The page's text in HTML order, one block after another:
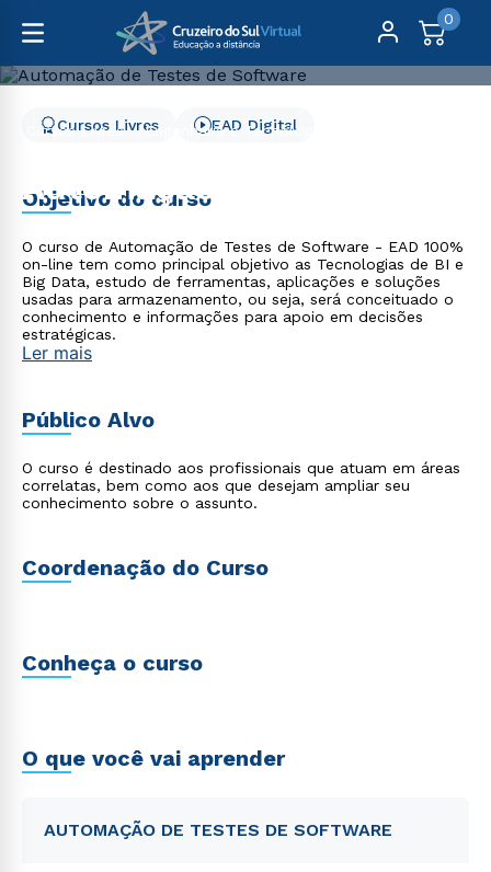
0
Cursos Livres
Engenharia e Tecnologia
Automação de Testes de
Software
Cursos Livres EAD Digital
Objetivo do curso
O curso de Automação de Testes de Software - EAD 100%
on-line tem como principal objetivo as Tecnologias de BI e
Big Data, estudo de ferramentas, aplicações e soluções
usadas para armazenamento, ou seja, será conceituado o
conhecimento e informações para apoio em decisões
estratégicas.
Ler mais
Público Alvo
O curso é destinado aos profissionais que atuam em áreas
correlatas, bem como aos que desejam ampliar seu
conhecimento sobre o assunto.
Coordenação do Curso
Conheça o curso
O que você vai aprender
AUTOMAÇÃO DE TESTES DE SOFTWARE